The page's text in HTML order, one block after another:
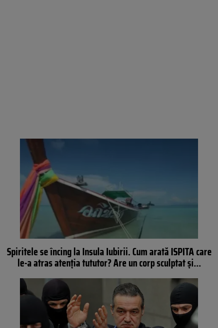
Spiritele se încing la Insula Iubirii. Cum arată ISPITA care
le-a atras atenţia tututor? Are un corp sculptat şi…